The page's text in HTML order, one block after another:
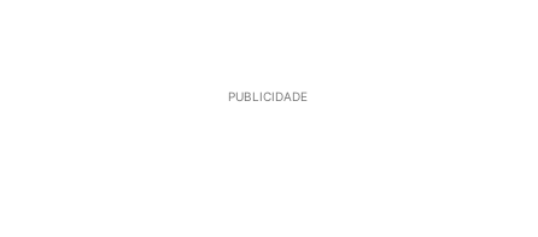
PUBLICIDADE